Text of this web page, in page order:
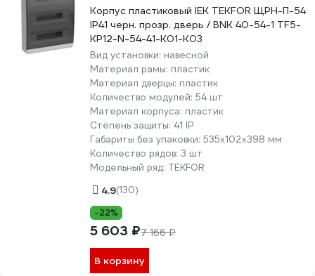
Корпус пластиковый IEK TEKFOR ЩРН-П-54
IP41 черн. прозр. дверь / BNK 40-54-1 TF5-
KP12-N-54-41-K01-K03
Вид установки: навесной
Материал рамы: пластик
Материал дверцы: пластик
Количество модулей: 54 шт
Материал корпуса: пластик
Степень защиты: 41 IP
Габариты без упаковки: 535х102х398 мм
Количество рядов: 3 шт
Модельный ряд: TEKFOR
4.9(130)
-22%
5 603 ₽7 166 ₽
В корзину